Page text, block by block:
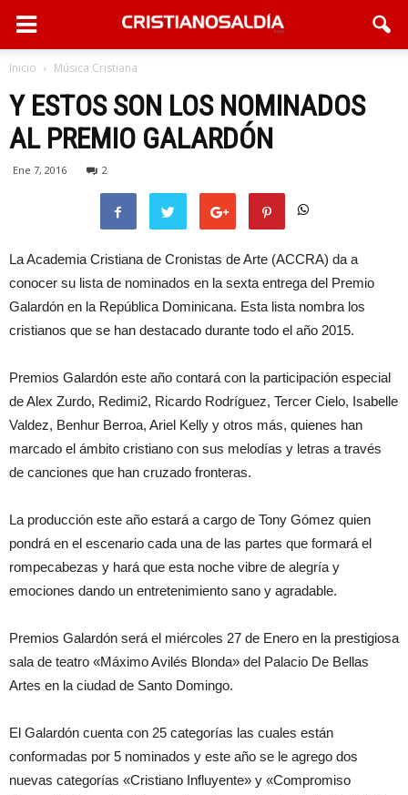
Inicio Música Cristiana
Y ESTOS SON LOS NOMINADOS
AL PREMIO GALARDÓN
Ene 7, 2016 2
La Academia Cristiana de Cronistas de Arte (ACCRA) da a
conocer su lista de nominados en la sexta entrega del Premio
Galardón en la República Dominicana. Esta lista nombra los
cristianos que se han destacado durante todo el año 2015.
Premios Galardón este año contará con la participación especial
de Alex Zurdo, Redimi2, Ricardo Rodríguez, Tercer Cielo, Isabelle
Valdez, Benhur Berroa, Ariel Kelly y otros más, quienes han
marcado el ámbito cristiano con sus melodías y letras a través
de canciones que han cruzado fronteras.
La producción este año estará a cargo de Tony Gómez quien
pondrá en el escenario cada una de las partes que formará el
rompecabezas y hará que esta noche vibre de alegría y
emociones dando un entretenimiento sano y agradable.
Premios Galardón será el miércoles 27 de Enero en la prestigiosa
sala de teatro «Máximo Avilés Blonda» del Palacio De Bellas
Artes en la ciudad de Santo Domingo.
El Galardón cuenta con 25 categorías las cuales están
conformadas por 5 nominados y este año se le agrego dos
nuevas categorías «Cristiano Influyente» y «Compromiso